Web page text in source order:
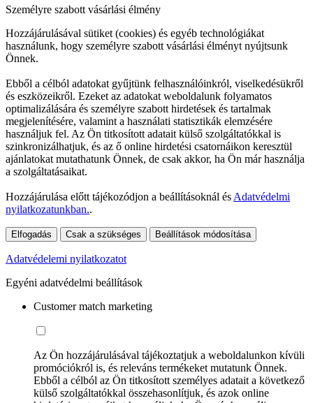
Személyre szabott vásárlási élmény
Hozzájárulásával sütiket (cookies) és egyéb technológiákat
használunk, hogy személyre szabott vásárlási élményt nyújtsunk
Önnek.
Ebből a célból adatokat gyűjtünk felhasználóinkról, viselkedésükről
és eszközeikről. Ezeket az adatokat weboldalunk folyamatos
optimalizálására és személyre szabott hirdetések és tartalmak
megjelenítésére, valamint a használati statisztikák elemzésére
használjuk fel. Az Ön titkosított adatait külső szolgáltatókkal is
szinkronizálhatjuk, és az ő online hirdetési csatornáikon keresztül
ajánlatokat mutathatunk Önnek, de csak akkor, ha Ön már használja
a szolgáltatásaikat.
Hozzájárulása előtt tájékozódjon a beállításoknál és Adatvédelmi
nyilatkozatunkban..
Elfogadás Csak a szükséges Beállítások módosítása
Adatvédelemi nyilatkozatot
Egyéni adatvédelmi beállítások
Customer match marketing
Az Ön hozzájárulásával tájékoztatjuk a weboldalunkon kívüli
promóciókról is, és releváns termékeket mutatunk Önnek.
Ebből a célból az Ön titkosított személyes adatait a következő
külső szolgáltatókkal összehasonlítjuk, és azok online